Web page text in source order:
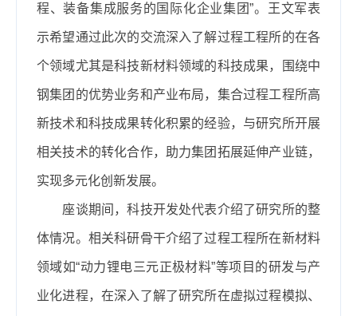
程、装备集成服务的国际化企业集团”。王文军表
示希望通过此次的交流深入了解过程工程所的在各
个领域尤其是科技新材料领域的科技成果，围绕中
钢集团的优势业务和产业布局，集合过程工程所高
新技术和科技成果转化积累的经验，与研究所开展
相关技术的转化合作，助力集团拓展延伸产业链，
实现多元化创新发展。
座谈期间，科技开发处代表介绍了研究所的整
体情况。相关科研骨干介绍了过程工程所在新材料
领域如“动力锂电三元正极材料”等项目的研发与产
业化进程，在深入了解了研究所在虚拟过程模拟、